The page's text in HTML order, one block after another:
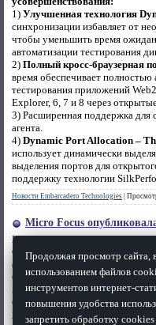
1) Улучшенная технология
синхронизации избавляет от
чтобы уменьшить время
автоматизации тестирования
2) Полный кросс-браузерная
время обеспечивает
тестирования приложений
Explorer, 6, 7 и 8 через
3) Расширенная поддержка для
агента.
4) Dynamic Port Allocation –
использует динамически
выделения портов для
поддержку технологии
Новости Embarcadero Technologies
Micro Focus
Всего доходы компании
Скорректированная прибыль до
(2008: $ 57.2m).
Скорректированный показатель
57.9m), в результате чего маржа
Скорректирована прибыль на
20,69 центов).
Продолжая просмотр сайта,
использованием файлов
инструментов интернет-
повышения удобства
запретить обработку